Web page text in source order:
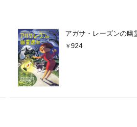
アガサ・レーズンの幽
924